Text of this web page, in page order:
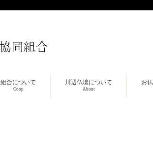
組合について
Coop
川辺仏壇について
About
お